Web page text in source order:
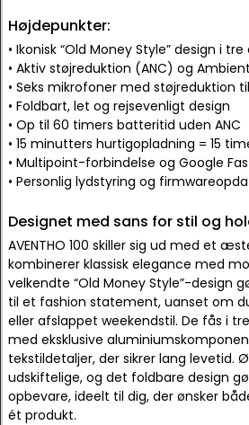
Højdepunkter:
• Ikonisk “Old Money Style” design i
• Aktiv støjreduktion (ANC) og
• Seks mikrofoner med støjreduktion
• Foldbart, let og rejsevenligt design
• Op til 60 timers batteritid uden ANC
• 15 minutters hurtigopladning = 15
• Multipoint-forbindelse og Google
• Personlig lydstyring og
Designet med sans for stil og
AVENTHO 100 skiller sig ud med et
kombinerer klassisk elegance med
velkendte “Old Money Style”-design
til et fashion statement, uanset om
eller afslappet weekendstil. De fås i
med eksklusive
tekstildetaljer, der sikrer lang levetid.
udskiftelige, og det foldbare design
opbevare, ideelt til dig, der ønsker
ét produkt.